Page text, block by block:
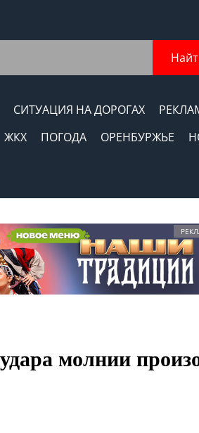
СИТУАЦИЯ НА ДОРОГАХ
ЖКХ ПОГОДА ОРЕНБУРЖЬЕ
молнии